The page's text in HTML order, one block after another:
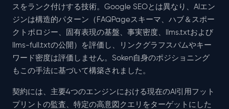
スをランク付けする技術。Google SEOとは異なり、AIエン
ジンは構造的パターン（FAQPageスキーマ、ハブ＆スポー
クトポロジー、固有表現の基盤、事実密度、llms.txtおよび
llms-full.txtの公開）を評価し、リンクグラフスパムやキー
ワード密度は評価しません。Soken自身のポジショニング
もこの手法に基づいて構築されました。
契約には、主要4つのエンジンにおける現在のAI引用フット
プリントの監査、特定の高意図クエリをターゲットにした